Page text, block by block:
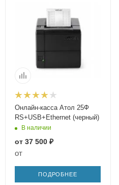
Онлайн-касса Атол 25Ф
RS+USB+Ethernet (черный)
В наличии
от 37 500 ₽
от
ПОДРОБНЕЕ